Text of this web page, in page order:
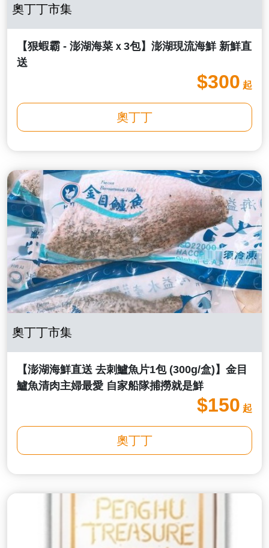
奧丁丁市集
【狠蝦霸 - 澎湖海菜ｘ3包】澎湖現流海鮮 新鮮直
送
$300 起
奧丁丁
奧丁丁市集
【澎湖海鮮直送 去刺鱸魚片1包 (300g/盒)】金目
鱸魚清肉主婦最愛 自家船隊捕撈就是鮮
$150 起
奧丁丁